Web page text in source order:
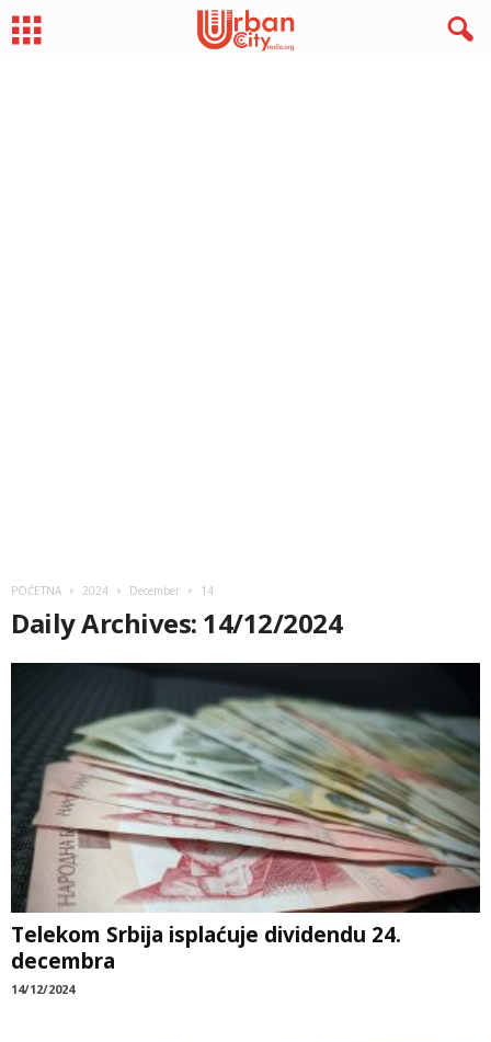
POČETNA 2024 December 14
Daily Archives: 14/12/2024
Telekom Srbija isplaćuje dividendu 24.
decembra
14/12/2024